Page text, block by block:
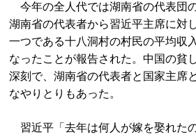
今年の全人代では湖南省の代表団
湖南省の代表者から習近平主席に対
一つである十八洞村の村民の平均収
なったことが報告された。中国の貧
深刻で、湖南省の代表者と国家主席
なやりとりもあった。
習近平「去年は何人が嫁を娶れたの